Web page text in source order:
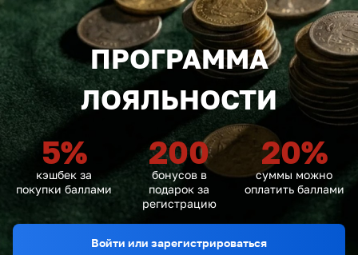
ПРОГРАММА
ЛОЯЛЬНОСТИ
5%
кэшбек за
покупки баллами
200
бонусов в
подарок за
регистрацию
20%
суммы можно
оплатить баллами
Войти или зарегистрироваться